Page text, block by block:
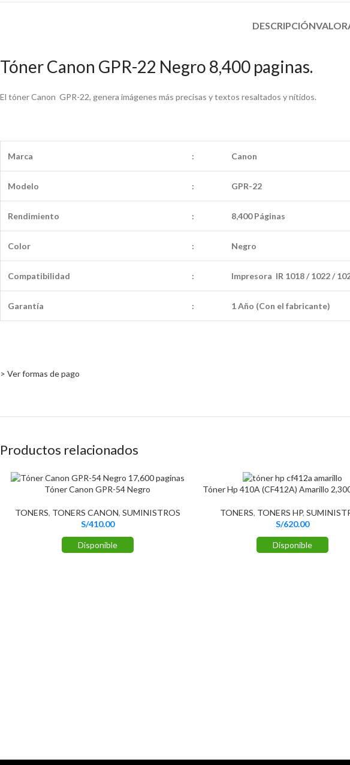
DESCRIPCIÓN
Tóner Canon GPR-22 Negro 8,400 paginas.
El tóner Canon GPR-22, genera imágenes más precisas y textos resaltados y nítidos.
Marca : Canon
Modelo : GPR-22
Rendimiento : 8,400 Páginas
Color : Negro
Compatibilidad : Impresora IR 1018 / 1022 /
Garantía : 1 Año (Con el fabricante)
> Ver formas de pago
Productos relacionados
Tóner Canon GPR-54 Negro
TONERS, TONERS CANON, SUMINISTROS
S/410.00
Disponible
Tóner Hp 410A (CF412A) Amarillo
TONERS, TONERS HP,
S/620.00
Disponible